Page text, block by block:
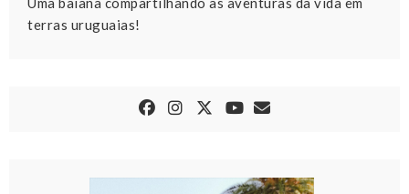
terras uruguaias!